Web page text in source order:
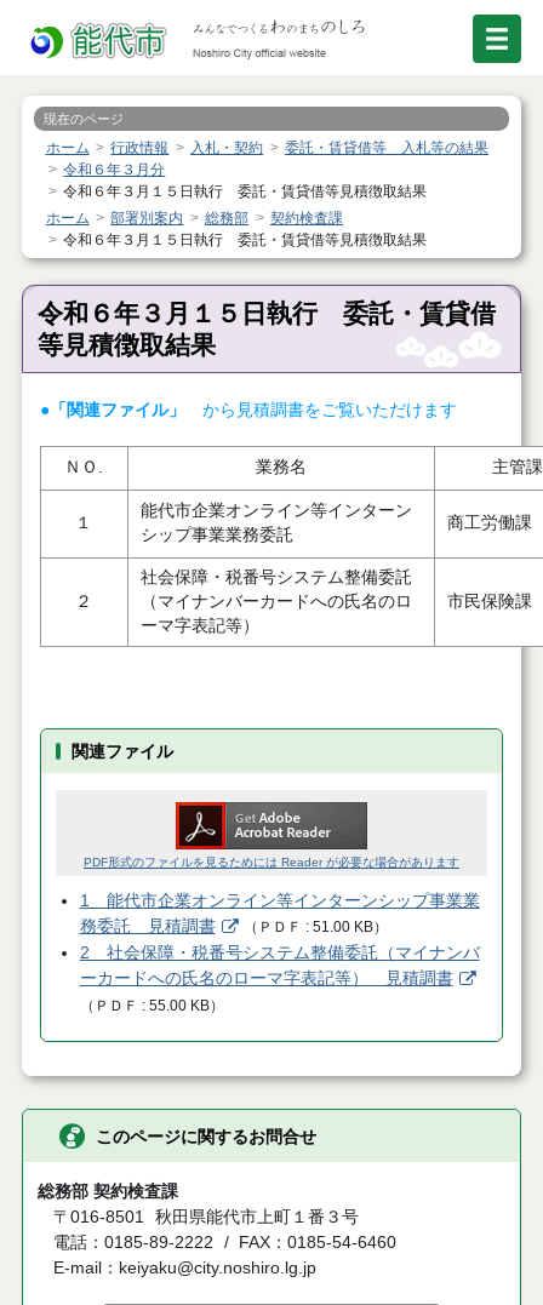
現在のページ
ホーム 行政情報 入札・契約
委託・賃貸借等 入札等の結果
令和６年３月分
令和６年３月１５日執行 委託・賃貸借等見積徴取結果
ホーム
部署別案内 総務部
契約検査課
令和６年３月１５日執行 委託・賃貸借等見積徴取結果
令和６年３月１５日執行 委託・賃貸借
等見積徴取結果
●「関連ファイル」 から見積調書をご覧いただけます
ＮＯ. 業務名 主管課
１
能代市企業オンライン等インターン
シップ事業業務委託
商工労働課
２
社会保障・税番号システム整備委託
（マイナンバーカードへの氏名のロ
ーマ字表記等）
市民保険課
関連ファイル
PDF形式のファイルを見るためには Reader が必要な場合があります
1 能代市企業オンライン等インターンシップ事業業
務委託 見積調書
（ ＰＤＦ 51.00 KB）
2 社会保障・税番号システム整備委託（マイナンバ
ーカードへの氏名のローマ字表記等） 見積調書
（ ＰＤＦ 55.00 KB）
このページに関するお問合せ
総務部 契約検査課
〒016-8501 秋田県能代市上町１番３号
電話：0185-89-2222
FAX：0185-54-6460
E-mail：keiyaku@city.noshiro.lg.jp